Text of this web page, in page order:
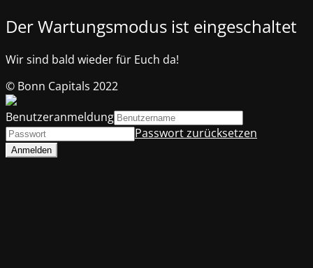
Der Wartungsmodus ist eingeschaltet
Wir sind bald wieder für Euch da!
© Bonn Capitals 2022
Benutzeranmeldung
Passwort zurücksetzen